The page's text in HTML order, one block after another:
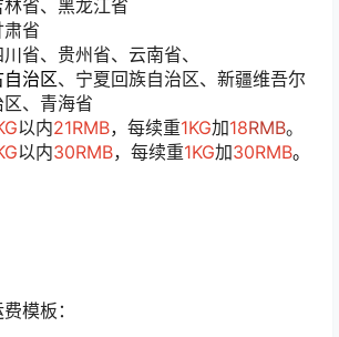
省、黑龙江省
省
省、贵州省、云南省、
治区、宁夏回族自治区、新疆维吾尔
、青海省
以内21RMB，每续重1KG加18RMB。
以内30RMB，每续重1KG加30RMB。
模板：